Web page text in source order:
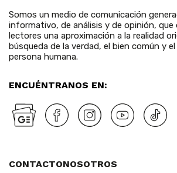
Somos un medio de comunicación
informativo, de análisis y de opinión, que
lectores una aproximación a la realidad
búsqueda de la verdad, el bien común y
persona humana.
ENCUÉNTRANOS EN:
CONTACTONOSOTROS